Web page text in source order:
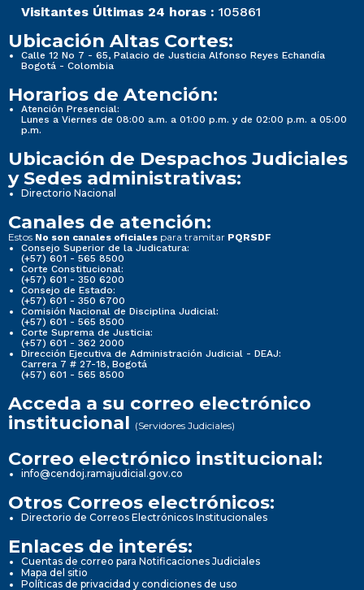
Visitantes Últimas 24 horas : 105861
Ubicación Altas Cortes:
Calle 12 No 7 - 65, Palacio de Justicia Alfonso Reyes Echandía
Bogotá - Colombia
Horarios de Atención:
Atención Presencial:
Lunes a Viernes de 08:00 a.m. a 01:00 p.m. y de 02:00 p.m. a 05:00
p.m.
Ubicación de Despachos Judiciales
y Sedes administrativas:
Directorio Nacional
Canales de atención:
Estos No son canales oficiales para tramitar PQRSDF
Consejo Superior de la Judicatura:
(+57) 601 - 565 8500
Corte Constitucional:
(+57) 601 - 350 6200
Consejo de Estado:
(+57) 601 - 350 6700
Comisión Nacional de Disciplina Judicial:
(+57) 601 - 565 8500
Corte Suprema de Justicia:
(+57) 601 - 362 2000
Dirección Ejecutiva de Administración Judicial - DEAJ:
Carrera 7 # 27-18, Bogotá
(+57) 601 - 565 8500
Acceda a su correo electrónico
institucional (Servidores Judiciales)
Correo electrónico institucional:
info@cendoj.ramajudicial.gov.co
Otros Correos electrónicos:
Directorio de Correos Electrónicos Institucionales
Enlaces de interés:
Cuentas de correo para Notificaciones Judiciales
Mapa del sitio
Políticas de privacidad y condiciones de uso